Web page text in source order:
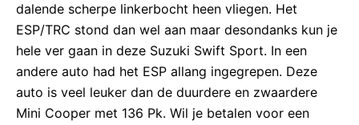
dalende scherpe linkerbocht heen vliegen. Het
ESP/TRC stond dan wel aan maar desondanks kun je
hele ver gaan in deze Suzuki Swift Sport. In een
andere auto had het ESP allang ingegrepen. Deze
auto is veel leuker dan de duurdere en zwaardere
Mini Cooper met 136 Pk. Wil je betalen voor een